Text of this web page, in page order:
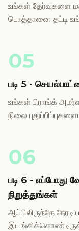
உங்கள் தேர்வுகளை
பொத்தானை தட்டி
05
படி 5 -
உங்கள் பிராங்க்
நிலை
06
படி 6 - எப்போது
நிறுத்துங்கள்
ஆப்பிலிருந்தே